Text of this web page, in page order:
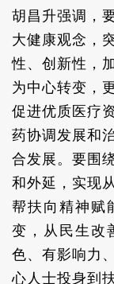
胡昌升强调，
大健康观念，
性、创新性，
为中心转变，
促进优质医疗
药协调发展和
合发展。要围
和外延，实现
帮扶向精神赋
变，从民生改
色、有影响力
心人士投身到